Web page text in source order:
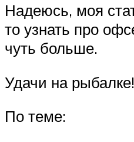
Надеюсь, моя
то узнать про
чуть больше.
Удачи на рыбалке!
По теме: